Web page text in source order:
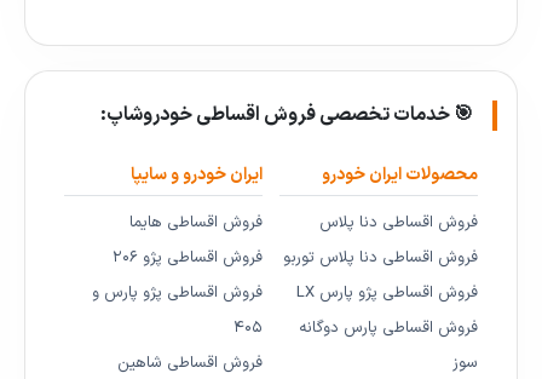
🎯 خدمات تخصصی فروش اقساطی خودروشاپ:
محصولات ایران خودرو
فروش اقساطی دنا پلاس
فروش اقساطی دنا پلاس توربو
فروش اقساطی پژو پارس LX
فروش اقساطی پارس دوگانه
سوز
ایران خودرو و سایپا
فروش اقساطی هایما
فروش اقساطی پژو ۲۰۶
فروش اقساطی پژو پارس و
۴۰۵
فروش اقساطی شاهین